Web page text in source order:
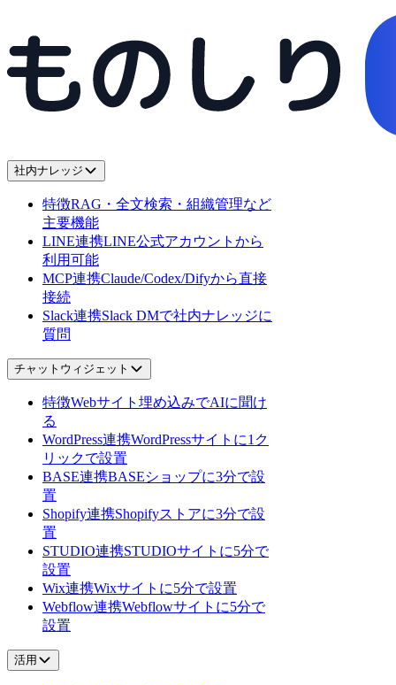
社内ナレッジ
特徴RAG・全文検索・組織管理など
主要機能
LINE連携LINE公式アカウントから
利用可能
MCP連携Claude/Codex/Difyから直接
接続
Slack連携Slack DMで社内ナレッジに
質問
チャットウィジェット
特徴Webサイト埋め込みでAIに聞け
る
WordPress連携WordPressサイトに1ク
リックで設置
BASE連携BASEショップに3分で設
置
Shopify連携Shopifyストアに3分で設
置
STUDIO連携STUDIOサイトに5分で
設置
Wix連携Wixサイトに5分で設置
Webflow連携Webflowサイトに5分で
設置
活用